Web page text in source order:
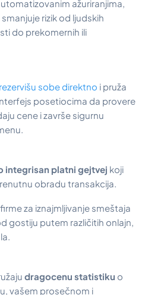
ažuriranjima,
smanjuje rizik od ljudskih
do prekomernih ili
rezervišu sobe direktno i pruža
posetiocima da provere
cene i završe sigurnu
integrisan platni gejtvej koji
obradu transakcija.
za iznajmljivanje smeštaja
gostiju putem različitih onlajn,
dragocenu statistiku o
vašem prosečnom i